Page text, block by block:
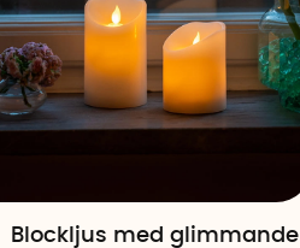
Blockljus med glimmande